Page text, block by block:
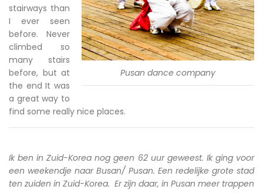
Pusan dance company
stairways than
I ever seen
before. Never
climbed so
many stairs
before, but at
the end It was
a great way to
find some really nice places.
Ik ben in Zuid-Korea nog geen 62 uur geweest. Ik ging voor
een weekendje naar Busan/ Pusan. Een redelijke grote stad
ten zuiden in Zuid-Korea. Er zijn daar, in Pusan meer trappen